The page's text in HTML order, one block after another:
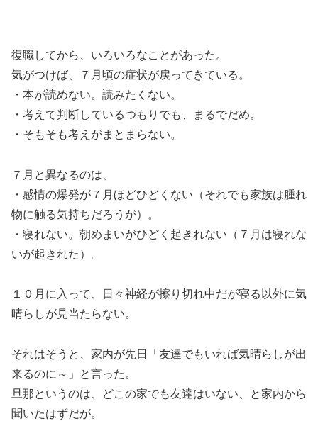
復職してから、いろいろなことがあった。
気がつけば、７月頃の症状が戻ってきている。
・本が読めない。読みたくない。
・考えて判断しているつもりでも、まるでだめ。
・そもそも考えがまとまらない。
７月と異なるのは、
・感情の爆発が７月ほどひどくない（それでも家族は腫れ
物に触る気持ちだろうが）。
・寝れない。朝めまいがひどく起きれない（７月は寝れな
いが起きれた）。
１０月に入って、日々神経が擦り切れ中だが寝る以外に気
晴らしが見当たらない。
それはそうと、家内が先日「友達でもいれば気晴らしが出
来るのに～」と言った。
旦那というのは、どこの家でも友達はいない、と家内から
聞いたはずだが。